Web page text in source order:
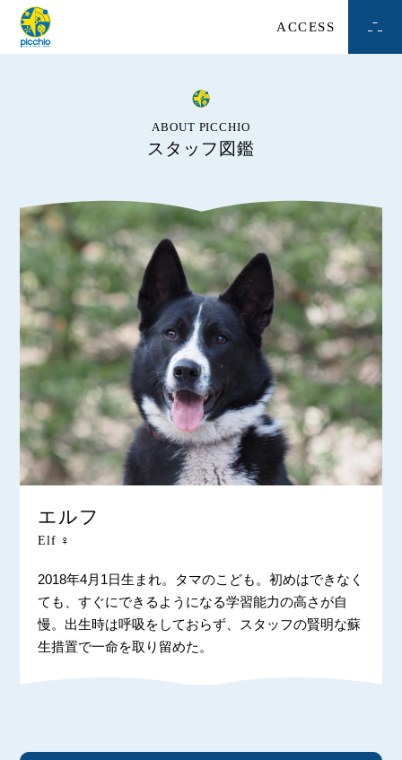
ACCESS
ABOUT PICCHIO
スタッフ図鑑
エルフ
Elf ♀
2018年4月1日生まれ。タマのこども。初めはできなく
ても、すぐにできるようになる学習能力の高さが自
慢。出生時は呼吸をしておらず、スタッフの賢明な蘇
生措置で一命を取り留めた。